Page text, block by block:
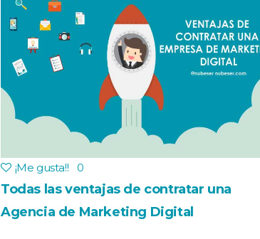
¡Me gusta!! 0
Todas las ventajas de contratar una
Agencia de Marketing Digital